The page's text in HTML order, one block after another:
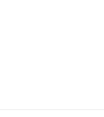
X Da Rosa Jr